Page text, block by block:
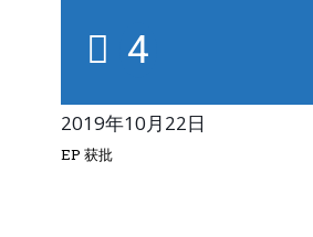
4
2019年10月22日
EP 获批